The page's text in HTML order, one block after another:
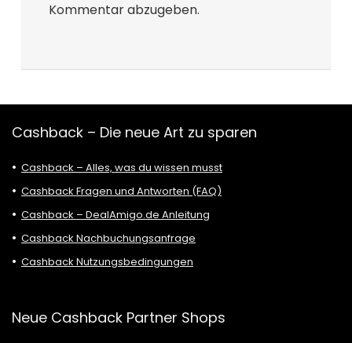
Kommentar abzugeben.
Cashback – Die neue Art zu sparen
Cashback – Alles, was du wissen musst
Cashback Fragen und Antworten (FAQ)
Cashback – DealAmigo.de Anleitung
Cashback Nachbuchungsanfrage
Cashback Nutzungsbedingungen
Neue Cashback Partner Shops